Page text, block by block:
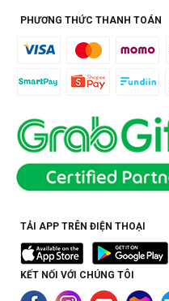
PHƯƠNG THỨC THANH TOÁN
TẢI APP TRÊN ĐIỆN THOẠI
KẾT NỐI VỚI CHÚNG TÔI